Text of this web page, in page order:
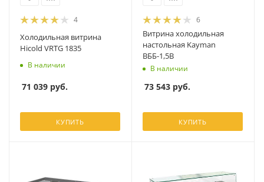
4
Холодильная витрина
Hicold VRTG 1835
В наличии
71 039 руб.
КУПИТЬ
6
Витрина холодильная
настольная Kayman
ВББ-1,5В
В наличии
73 543 руб.
КУПИТЬ